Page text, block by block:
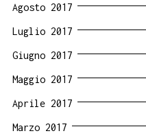
Agosto 2017
Luglio 2017
Giugno 2017
Maggio 2017
Aprile 2017
Marzo 2017